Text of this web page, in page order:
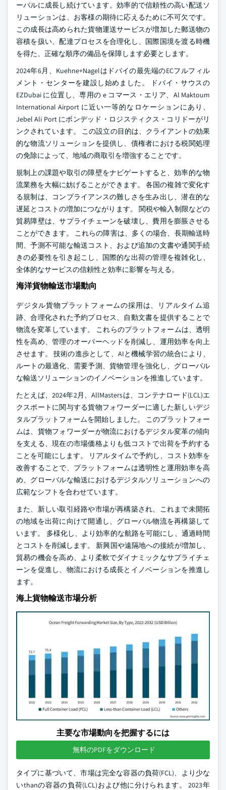
ーバルに成長し続けています。効率的で信頼性の高い配送ソ
リューションは、お客様の期待に応えるために不可欠です。
この成長は高められた貨物運送サービスが増加した郵送物の
容積を扱い、配達プロセスを合理化し、国際国境を渡る時機
を得た、正確な順序の備品を保障します必要とします。
2024年6月、Kuehne+Nagelはドバイの最先端のECフルフィル
メント・センターを建設し始めました。 ドバイ・サウスの
EZDubai に位置し、専用の e コマース・エリア、Al Maktoum
International Airport に近い一等的なロケーションにあり、
Jebel Ali Port にボンデッド・ロジスティクス・コリドーがリ
ンクされています。 この設立の目的は、クライアントの効果
的な物流ソリューションを提供し、債権者における税関処理
の免除によって、地域の商取引を増強することです。
規制上の課題や取引の障壁をナビゲートすると、効率的な物
流業務を大幅に妨げることができます。 各国の複雑で変化す
る規制は、コンプライアンスの難しさを生み出し、潜在的な
遅延とコストの増加につながります。 関税や輸入制限などの
貿易障壁は、サプライチェーンを破壊し、費用を膨脹させる
ことができます。 これらの障害は、多くの場合、長期輸送時
間、予測不可能な輸送コスト、および追加の文書や通関手続
きの必要性を引き起こし、国際的な出荷の管理を複雑化し、
全体的なサービスの信頼性と効率に影響を与える。
海洋貨物輸送市場動向
デジタル貨物プラットフォームの採用は、リアルタイム追
跡、合理化された予約プロセス、自動文書を提供することで
物流を変革しています。 これらのプラットフォームは、透明
性を高め、管理のオーバーヘッドを削減し、運用効率を向上
させます。 技術の進歩として、AIと機械学習の統合により、
ルートの最適化、需要予測、貨物管理を強化し、グローバル
な輸送ソリューションのイノベーションを推進しています。
たとえば、2024年2月、AllMastersは、コンテナロード(LCL)エ
クスポートに関与する貨物フォワーダーに適した新しいデジ
タルプラットフォームを開始しました。 このプラットフォー
ムは、貨物フォワーダーが物流におけるデジタル変革の傾向
を支える、現在の市場価格よりも低コストで出荷を予約する
ことを可能にします。 リアルタイムで予約し、コスト効率を
改善することで、プラットフォームは透明性と運用効率を高
め、グローバルな輸送におけるデジタルソリューションへの
広範なシフトを合わせています。
また、新しい取引経路や市場が再構築され、これまで未開拓
の地域を出荷に向けて開通し、グローバル物流を再構築して
います。 多様化し、より効率的な航路を可能にし、通過時間
とコストを削減します。 新興国や遠隔地への接続が増加し、
貿易の機会を高め、より柔軟でダイナミックなサプライチェ
ーンを促進し、物流における成長とイノベーションを推進し
ます。
海上貨物輸送市場分析
主要な市場動向を把握するには
無料のPDFをダウンロード
タイプに基づいて、市場は完全な容器の負荷(FCL)、より少な
いthanの容器の負荷(LCL)および他に分けられます。 2023年